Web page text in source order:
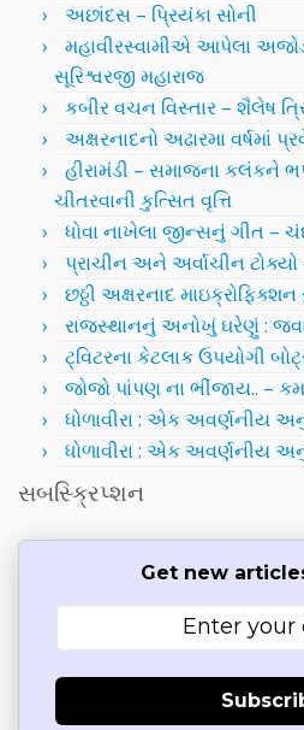
અછાંદસ – પ્રિયંકા સોની
મહાવીરસ્વામીએ આપેલા
સૂરિશ્વરજી મહારાજ
કબીર વચન વિસ્તાર – શૈલેષ
અક્ષરનાદનો અઢારમા વર્ષમાં
હીરામંડી – સમાજના કલંકને
ચીતરવાની કુત્સિત વૃત્તિ
ધોવા નાખેલા જીન્સનું ગીત –
પ્રાચીન અને અર્વાચીન ટોક્યો
છઠ્ઠી અક્ષરનાદ માઇક્રોફિક્શન
રાજસ્થાનનું અનોખું ઘરેણું :
ટ્વિટરના કેટલાક ઉપયોગી
જોજો પાંપણ ના ભીંજાય.. –
ધોળાવીરા : એક અવર્ણનીય
ધોળાવીરા : એક અવર્ણનીય
સબસ્ક્રિપ્શન
Get new